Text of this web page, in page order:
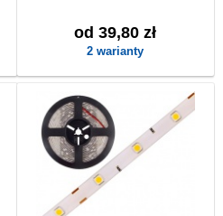
od 39,80 zł
2 warianty